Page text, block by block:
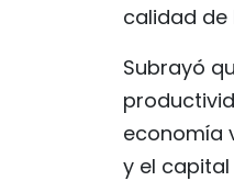
calidad de
Subrayó
economía
y el